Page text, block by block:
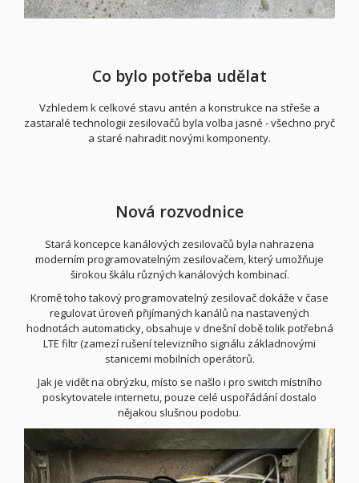
Co bylo potřeba udělat
Vzhledem k celkové stavu antén a konstrukce na střeše a
zastaralé technologii zesilovačů byla volba jasné - všechno pryč
a staré nahradit novými komponenty.
Nová rozvodnice
Stará koncepce kanálových zesilovačů byla nahrazena
moderním programovatelným zesilovačem, který umožňuje
širokou škálu různých kanálových kombinací.
Kromě toho takový programovatelný zesilovač dokáže v čase
regulovat úroveň přijímaných kanálů na nastavených
hodnotách automaticky, obsahuje v dnešní době tolik potřebná
LTE filtr (zamezí rušení televizního signálu základnovými
stanicemi mobilních operátorů.
Jak je vidět na obrýzku, místo se našlo i pro switch místního
poskytovatele internetu, pouze celé uspořádání dostalo
nějakou slušnou podobu.